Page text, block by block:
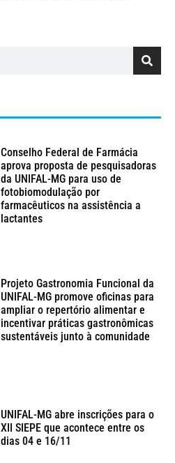
Conselho Federal de Farmácia
aprova proposta de pesquisadoras
da UNIFAL-MG para uso de
fotobiomodulação por
farmacêuticos na assistência a
lactantes
Projeto Gastronomia Funcional da
UNIFAL-MG promove oficinas para
ampliar o repertório alimentar e
incentivar práticas gastronômicas
sustentáveis junto à comunidade
UNIFAL-MG abre inscrições para o
XII SIEPE que acontece entre os
dias 04 e 16/11